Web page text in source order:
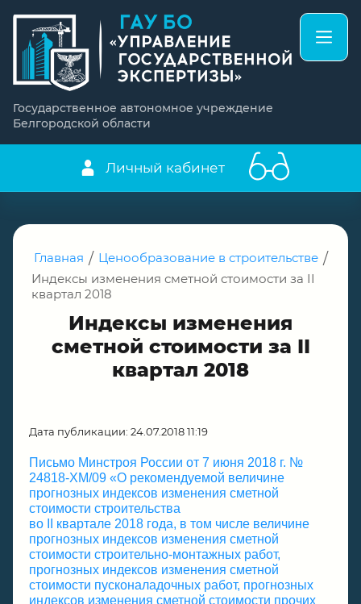
Государственное автономное учреждение
Белгородской области
Личный кабинет
Главная / Ценообразование в строительстве /
Индексы изменения сметной стоимости за II
квартал 2018
Индексы изменения
сметной стоимости за II
квартал 2018
Дата публикации: 24.07.2018 11:19
Письмо Минстроя России от 7 июня 2018 г. №
24818-ХМ/09 «О рекомендуемой величине
прогнозных индексов изменения сметной
стоимости строительства
во II квартале 2018 года, в том числе величине
прогнозных индексов изменения сметной
стоимости строительно-монтажных работ,
прогнозных индексов изменения сметной
стоимости пусконаладочных работ, прогнозных
индексов изменения сметной стоимости прочих